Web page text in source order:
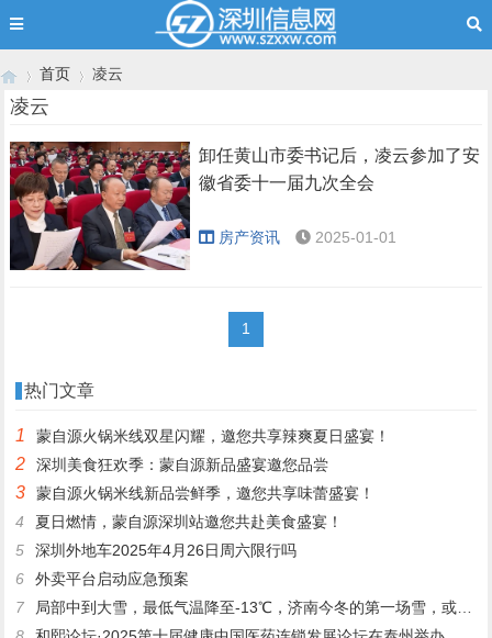
›
首页
›
凌云
凌云
卸任黄山市委书记后，凌云参加了安
徽省委十一届九次全会
房产资讯 2025-01-01
1
热门文章
1 蒙自源火锅米线双星闪耀，邀您共享辣爽夏日盛宴！
2 深圳美食狂欢季：蒙自源新品盛宴邀您品尝
3
蒙自源火锅米线新品尝鲜季，邀您共享味蕾盛宴！
4
夏日燃情，蒙自源深圳站邀您共赴美食盛宴！
5
深圳外地车2025年4月26日周六限行吗
6
外卖平台启动应急预案
7
局部中到大雪，最低气温降至-13℃，济南今冬的第一场雪，或跟去年同一时间！